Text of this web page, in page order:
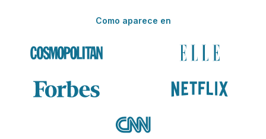
Como aparece en